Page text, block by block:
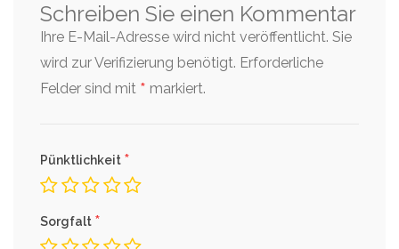
Schreiben Sie einen Kommentar
Ihre E-Mail-Adresse wird nicht veröffentlicht. Sie
wird zur Verifizierung benötigt. Erforderliche
Felder sind mit * markiert.
Pünktlichkeit *
Sorgfalt *